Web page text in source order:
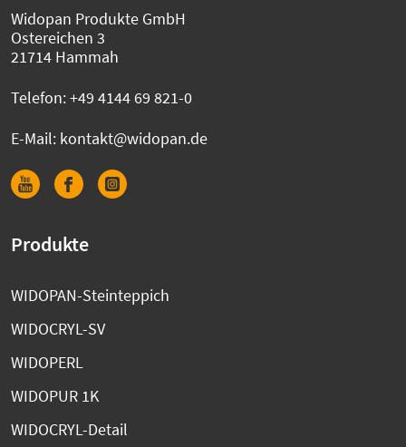
Widopan Produkte GmbH
Ostereichen 3
21714 Hammah
Telefon:+49 4144 69 821-0
E-Mail: kontakt@widopan.de
Produkte
WIDOPAN-Steinteppich
WIDOCRYL-SV
WIDOPERL
WIDOPUR 1K
WIDOCRYL-Detail